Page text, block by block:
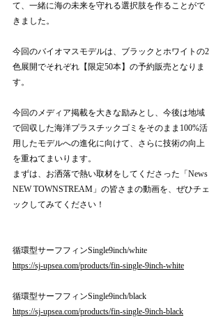
て、一緒に海の未来を守れる選択肢を作ることがで
きました。
今回のバイオマスモデルは、ブラックとホワイトの2
色展開でそれぞれ【限定50本】の予約販売となりま
す。
今回のメディア掲載を大きな励みとし、今後は地域
で回収した海洋プラスチックゴミをそのまま100%活
用したモデルへの進化に向けて、さらに技術の向上
を重ねてまいります。
まずは、お洒落で熱い取材をしてくださった「News
NEW TOWNSTREAM」の皆さまの動画を、ぜひチェ
ックしてみてください！
循環型サーフフィンSingle9inch/white
https://sj-upsea.com/products/fin-single-9inch-white
循環型サーフフィンSingle9inch/black
https://sj-upsea.com/products/fin-single-9inch-black